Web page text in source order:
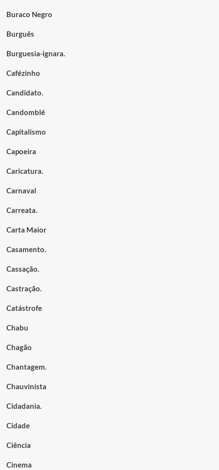
Buraco Negro
Burguês
Burguesia-ignara.
Cafézinho
Candidato.
Candomblé
Capitalismo
Capoeira
Caricatura.
Carnaval
Carreata.
Carta Maior
Casamento.
Cassação.
Castração.
Catástrofe
Chabu
Chagão
Chantagem.
Chauvinista
Cidadania.
Cidade
Ciência
Cinema